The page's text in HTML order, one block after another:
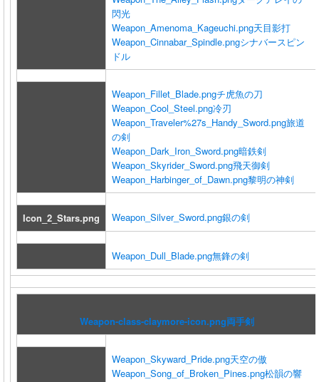
閃光
Weapon_Amenoma_Kageuchi.png天目影打
Weapon_Cinnabar_Spindle.pngシナバースピン
ドル
Weapon_Fillet_Blade.pngチ虎魚の刀
Weapon_Cool_Steel.png冷刃
Weapon_Traveler%27s_Handy_Sword.png旅道
の剣
Weapon_Dark_Iron_Sword.png暗鉄剣
Weapon_Skyrider_Sword.png飛天御剣
Weapon_Harbinger_of_Dawn.png黎明の神剣
Icon_2_Stars.png Weapon_Silver_Sword.png銀の剣
Weapon_Dull_Blade.png無鋒の剣
Weapon-class-claymore-icon.png両手剣
Weapon_Skyward_Pride.png天空の傲
Weapon_Song_of_Broken_Pines.png松韻の響